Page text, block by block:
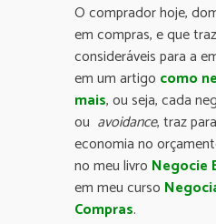
O comprador hoje,
em compras, e que
consideráveis para a
em um artigo como
mais, ou seja, cada
ou avoidance, traz
economia no
no meu livro Negocie
em meu curso
Compras.